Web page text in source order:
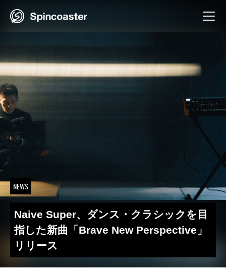
NEWS
Naive Super、ダンス・クラシックを目
指した新曲「Brave New Perspective」
リリース